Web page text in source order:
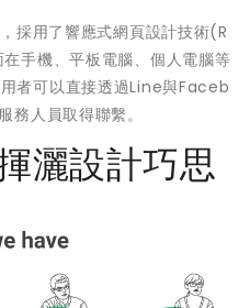
採用了響應式網頁設計技術(R
手機、平板電腦、個人電腦等
者可以直接透過Line與Faceb
人員取得聯繫。
灑設計巧思